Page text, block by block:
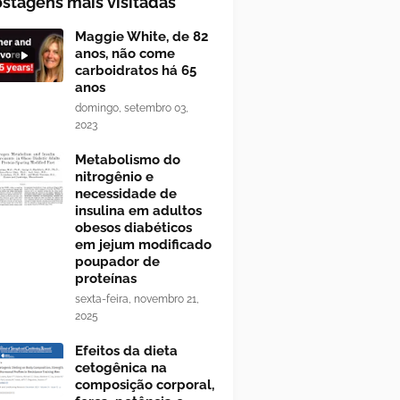
Maggie White, de 82
anos, não come
carboidratos há 65
anos
domingo, setembro 03,
2023
Metabolismo do
nitrogênio e
necessidade de
insulina em adultos
obesos diabéticos
em jejum modificado
poupador de
proteínas
sexta-feira, novembro 21,
2025
Efeitos da dieta
cetogênica na
composição corporal,